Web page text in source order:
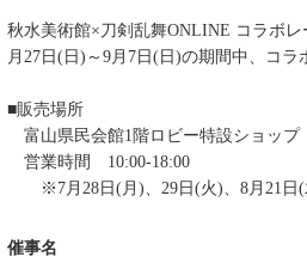
秋水美術館×刀剣乱舞ONLINE コラボ
月27日(日)～9月7日(日)の期間中、コラ
■販売場所
富山県民会館1階ロビー特設ショップ
営業時間 10:00-18:00
※7月28日(月)、29日(火)、8月21日(
催事名